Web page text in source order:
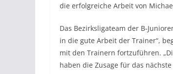
die erfolgreiche Arbeit von
Das Bezirksligateam der B-
in die gute Arbeit der Trainer“,
mit den Trainern fortzuführen.
haben die Zusage für das